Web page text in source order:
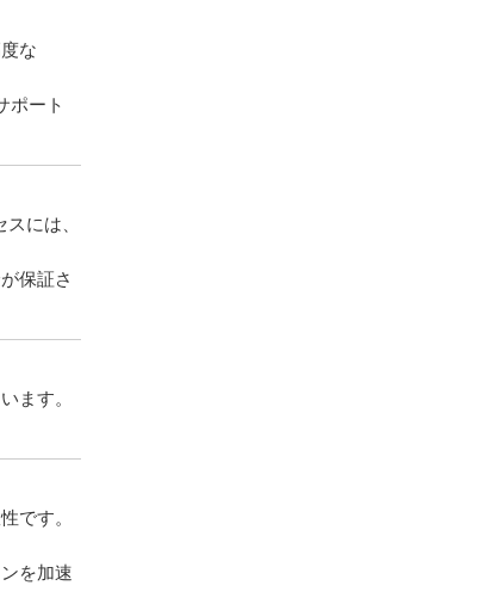
な
ポート
には、
保証さ
ます。
です。
を加速